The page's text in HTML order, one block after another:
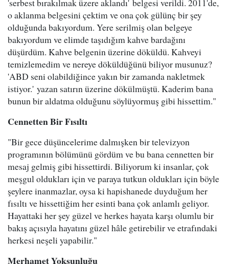
'serbest bırakılmak üzere aklandı' belgesi verildi. 2011'de,
o aklanma belgesini çektim ve ona çok gülünç bir şey
olduğunda bakıyordum. Yere serilmiş olan belgeye
bakıyordum ve elimde taşıdığım kahve bardağını
düşürdüm. Kahve belgenin üzerine döküldü. Kahveyi
temizlemedim ve nereye döküldüğünü biliyor musunuz?
'ABD seni olabildiğince yakın bir zamanda nakletmek
istiyor.' yazan satırın üzerine dökülmüştü. Kaderim bana
bunun bir aldatma olduğunu söylüyormuş gibi hissettim."
Cennetten Bir Fısıltı
"Bir gece düşüncelerime dalmışken bir televizyon
programının bölümünü gördüm ve bu bana cennetten bir
mesaj gelmiş gibi hissettirdi. Biliyorum ki insanlar, çok
meşgul oldukları için ve paraya tutkun oldukları için böyle
şeylere inanmazlar, oysa ki hapishanede duyduğum her
fısıltı ve hissettiğim her esinti bana çok anlamlı geliyor.
Hayattaki her şey güzel ve herkes hayata karşı olumlu bir
bakış açısıyla hayatını güzel hâle getirebilir ve etrafındaki
herkesi neşeli yapabilir."
Merhamet Yoksunluğu